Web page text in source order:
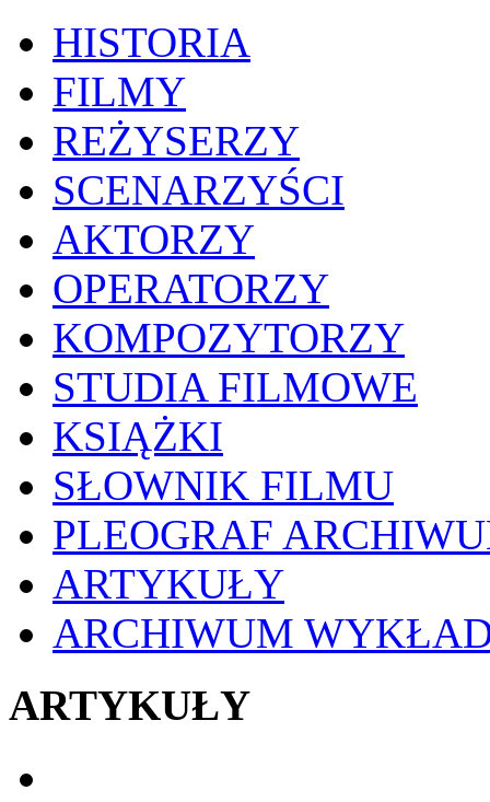
HISTORIA
FILMY
REŻYSERZY
SCENARZYŚCI
AKTORZY
OPERATORZY
KOMPOZYTORZY
STUDIA FILMOWE
KSIĄŻKI
SŁOWNIK FILMU
PLEOGRAF
ARTYKUŁY
ARCHIWUM
ARTYKUŁY